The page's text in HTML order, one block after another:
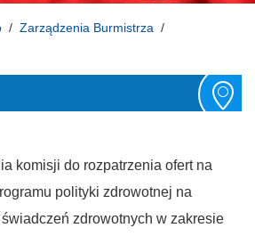
Zarządzenia Burmistrza
komisji do rozpatrzenia ofert na
polityki zdrowotnej na
zdrowotnych w zakresie